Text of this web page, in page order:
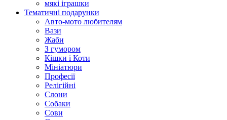
мякі іграшки
Тематичні подарунки
Авто-мото любителям
Вази
Жаби
З гумором
Кішки і Коти
Мініатюри
Професії
Релігійні
Слони
Собаки
Сови